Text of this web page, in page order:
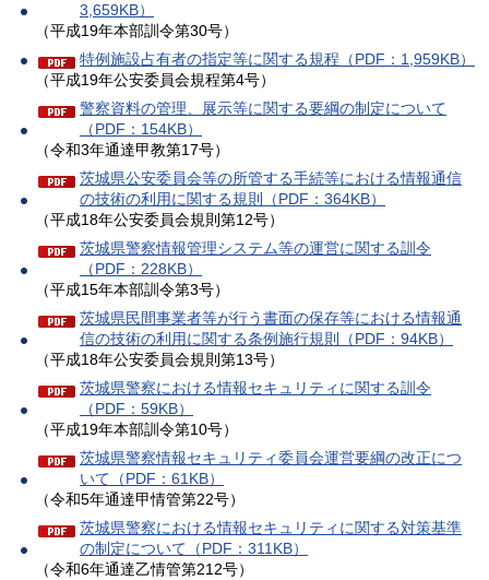
3,659KB）
（平成19年本部訓令第30号）
特例施設占有者の指定等に関する規程（PDF：1,959KB）
（平成19年公安委員会規程第4号）
警察資料の管理、展示等に関する要綱の制定について
（PDF：154KB）
（令和3年通達甲教第17号）
茨城県公安委員会等の所管する手続等における情報通信
の技術の利用に関する規則（PDF：364KB）
（平成18年公安委員会規則第12号）
茨城県警察情報管理システム等の運営に関する訓令
（PDF：228KB）
（平成15年本部訓令第3号）
茨城県民間事業者等が行う書面の保存等における情報通
信の技術の利用に関する条例施行規則（PDF：94KB）
（平成18年公安委員会規則第13号）
茨城県警察における情報セキュリティに関する訓令
（PDF：59KB）
（平成19年本部訓令第10号）
茨城県警察情報セキュリティ委員会運営要綱の改正につ
いて（PDF：61KB）
（令和5年通達甲情管第22号）
茨城県警察における情報セキュリティに関する対策基準
の制定について（PDF：311KB）
（令和6年通達乙情管第212号）